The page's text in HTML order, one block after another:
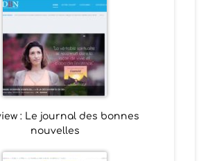
: Le journal des bonnes
nouvelles